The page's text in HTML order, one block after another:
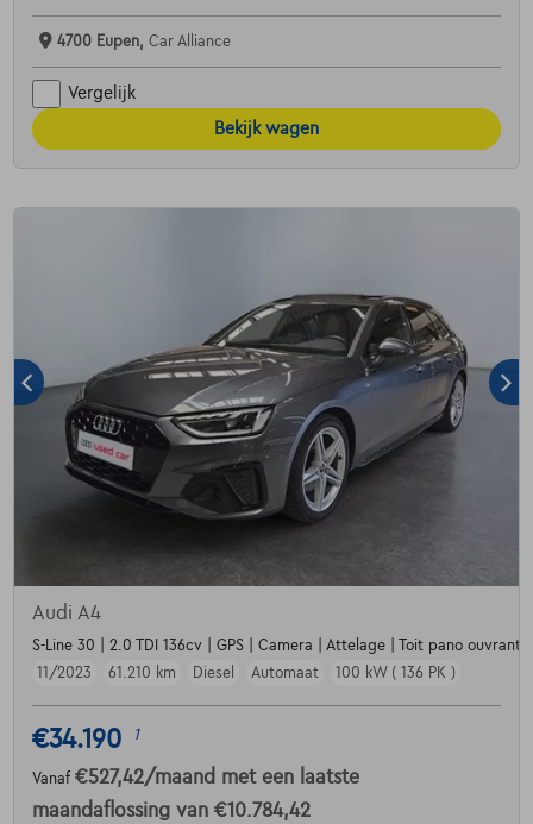
4700 Eupen, Car Alliance
Vergelijk
Bekijk wagen
Audi A4
S-Line 30 | 2.0 TDI 136cv | GPS | Camera | Attelage | Toit pano ouvrant
11/2023
61.210 km Diesel Automaat 100 kW ( 136 PK )
€34.190 1
Vanaf €527,42/maand met een laatste
maandaflossing van €10.784,42